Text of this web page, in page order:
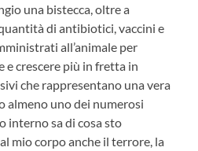
una bistecca, oltre a
di antibiotici, vaccini e
all’animale per
e crescere più in fretta in
che rappresentano una vera
almeno uno dei numerosi
interno sa di cosa sto
mio corpo anche il terrore, la